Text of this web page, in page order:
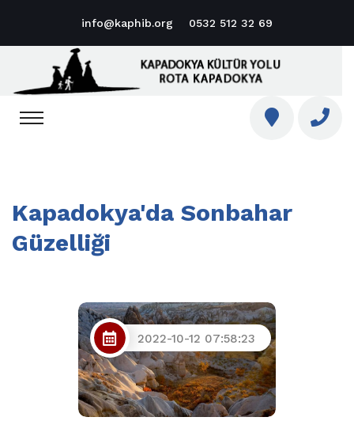
info@kaphib.org 0532 512 32 69
Kapadokya'da Sonbahar
Güzelliği
2022-10-12 07:58:23